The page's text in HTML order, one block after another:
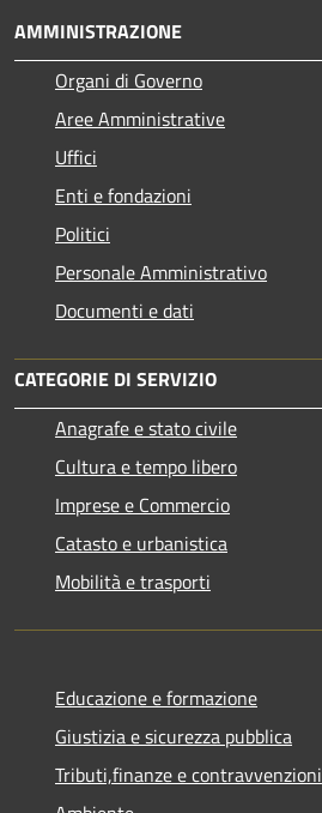
AMMINISTRAZIONE
Organi di Governo
Aree Amministrative
Uffici
Enti e fondazioni
Politici
Personale Amministrativo
Documenti e dati
CATEGORIE DI SERVIZIO
Anagrafe e stato civile
Cultura e tempo libero
Imprese e Commercio
Catasto e urbanistica
Mobilità e trasporti
Educazione e formazione
Giustizia e sicurezza pubblica
Tributi,finanze e contravvenzioni